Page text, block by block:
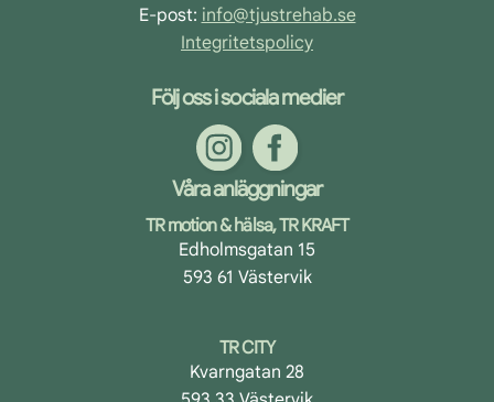
E-post: info@tjustrehab.se
Integritetspolicy
Följ oss i sociala medier
Våra anläggningar
TR motion & hälsa, TR KRAFT
Edholmsgatan 15
593 61 Västervik
TR CITY
Kvarngatan 28